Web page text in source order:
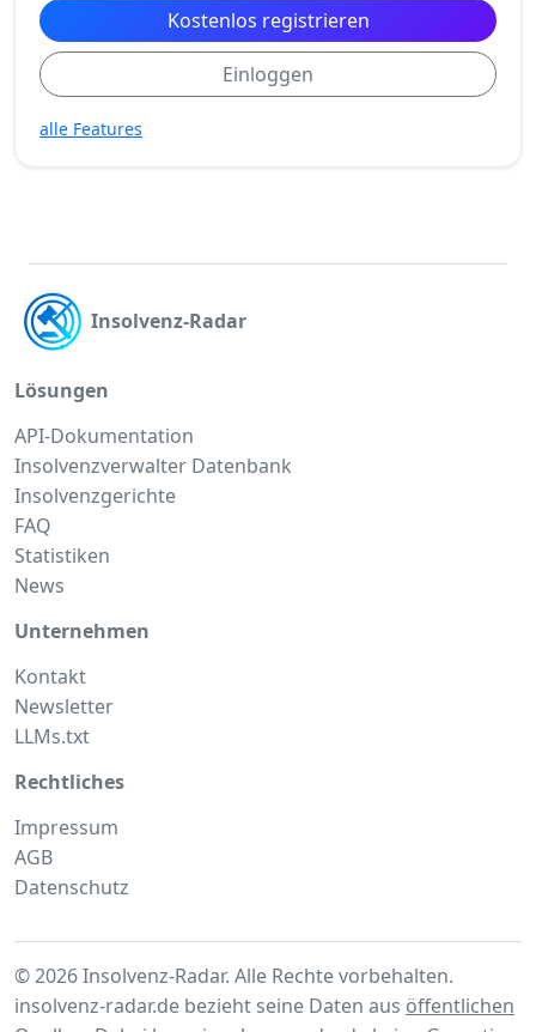
Kostenlos registrieren
Einloggen
alle Features
Insolvenz-Radar
Lösungen
API-Dokumentation
Insolvenzverwalter Datenbank
Insolvenzgerichte
FAQ
Statistiken
News
Unternehmen
Kontakt
Newsletter
LLMs.txt
Rechtliches
Impressum
AGB
Datenschutz
© 2026 Insolvenz-Radar. Alle Rechte vorbehalten.
insolvenz-radar.de bezieht seine Daten aus öffentlichen